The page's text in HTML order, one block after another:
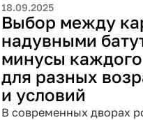
18.09.2025
Выбор между
надувными
минусы каждого
для разных
и условий
В современных дворах